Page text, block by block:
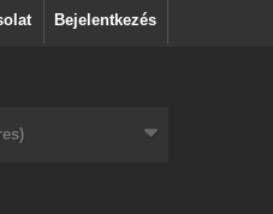
Bejelentkezés